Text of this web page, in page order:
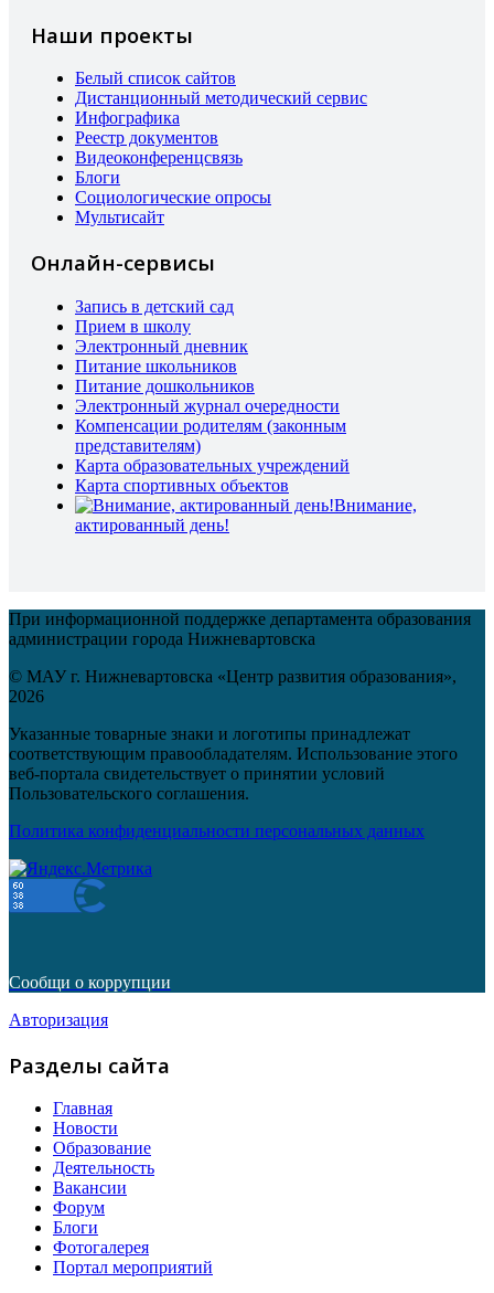
Наши проекты
Белый список сайтов
Дистанционный методический сервис
Инфографика
Реестр документов
Видеоконференцсвязь
Блоги
Социологические опросы
Мультисайт
Онлайн-сервисы
Запись в детский сад
Прием в школу
Электронный дневник
Питание школьников
Питание дошкольников
Электронный журнал очередности
Компенсации родителям (законным
представителям)
Карта образовательных учреждений
Карта спортивных объектов
Внимание,
актированный день!
При информационной поддержке департамента образования
администрации города Нижневартовска
© МАУ г. Нижневартовска «Центр развития образования»,
2026
Указанные товарные знаки и логотипы принадлежат
соответствующим правообладателям. Использование этого
веб-портала свидетельствует о принятии условий
Пользовательского соглашения.
Политика конфиденциальности персональных данных
Сообщи о коррупции
Авторизация
Разделы сайта
Главная
Новости
Образование
Деятельность
Вакансии
Форум
Блоги
Фотогалерея
Портал мероприятий